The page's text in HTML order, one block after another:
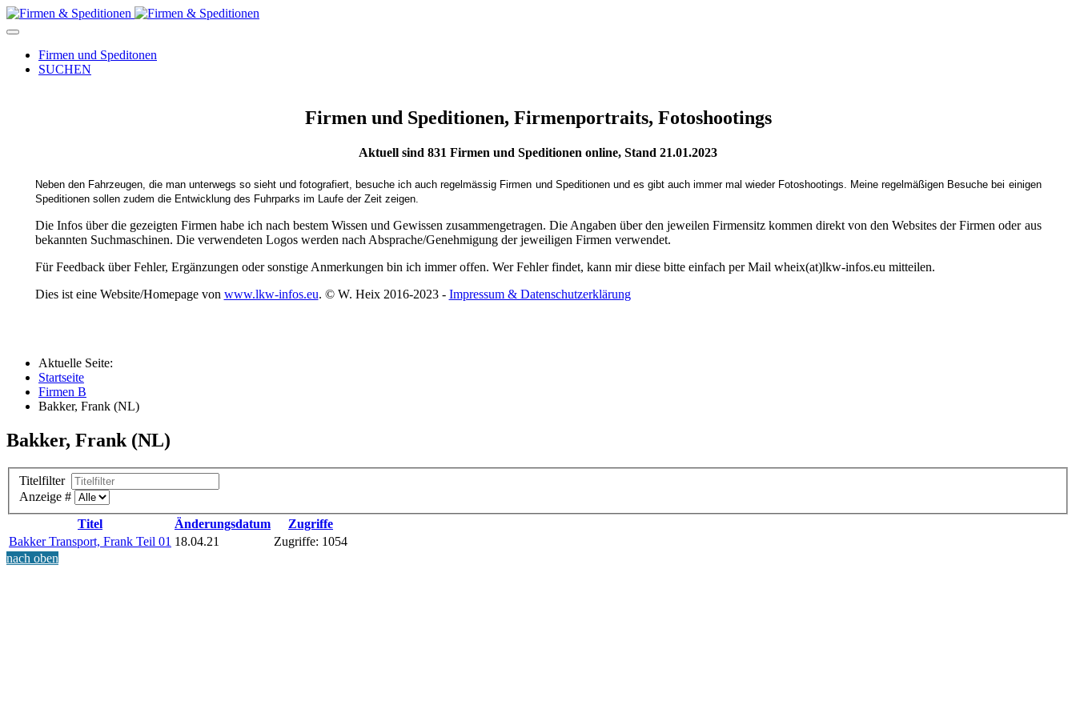
Firmen und Speditonen
SUCHEN
Firmen und Speditionen, Firmenportraits, Fotoshootings
Aktuell sind 831 Firmen und Speditionen online, Stand 21.01.2023
Neben den Fahrzeugen, die man unterwegs so sieht und fotografiert, besuche ich auch regelmässig Firmen und Speditionen und es gibt auch immer mal wieder Fotoshootings. Meine regelmäßigen Besuche bei einigen
Speditionen sollen zudem die Entwicklung des Fuhrparks im Laufe der Zeit zeigen.
Die Infos über die gezeigten Firmen habe ich nach bestem Wissen und Gewissen zusammengetragen. Die Angaben über den jeweilen Firmensitz kommen direkt von den Websites der Firmen oder aus
bekannten Suchmaschinen. Die verwendeten Logos werden nach Absprache/Genehmigung der jeweiligen Firmen verwendet.
Für Feedback über Fehler, Ergänzungen oder sonstige Anmerkungen bin ich immer offen. Wer Fehler findet, kann mir diese bitte einfach per Mail wheix(at)lkw-infos.eu mitteilen.
Dies ist eine Website/Homepage von www.lkw-infos.eu. © W. Heix 2016-2023 - Impressum & Datenschutzerklärung
Aktuelle Seite:
Startseite
Firmen B
Bakker, Frank (NL)
Bakker, Frank (NL)
Titelfilter
Anzeige #
Titel
Änderungsdatum
Zugriffe
Bakker Transport, Frank Teil 01 18.04.21
Zugriffe: 1054
nach oben